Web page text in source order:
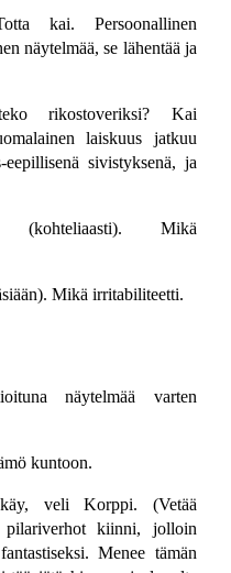
kai. Persoonallinen
näytelmää, se lähentää ja
rikostoveriksi? Kai
laiskuus jatkuu
sivistyksenä, ja
Mikä
Mikä irritabiliteetti.
näytelmää varten
kuntoon.
veli Korppi. (Vetää
pilariverhot kiinni, jolloin
Menee tämän